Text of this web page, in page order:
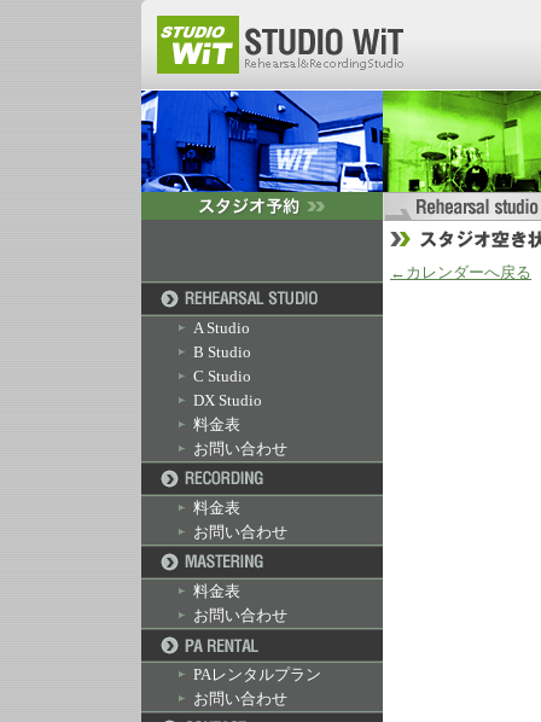
A Studio
B Studio
C Studio
DX Studio
料金表
お問い合わせ
料金表
お問い合わせ
料金表
お問い合わせ
PAレンタルプラン
お問い合わせ
←カレンダーへ戻る